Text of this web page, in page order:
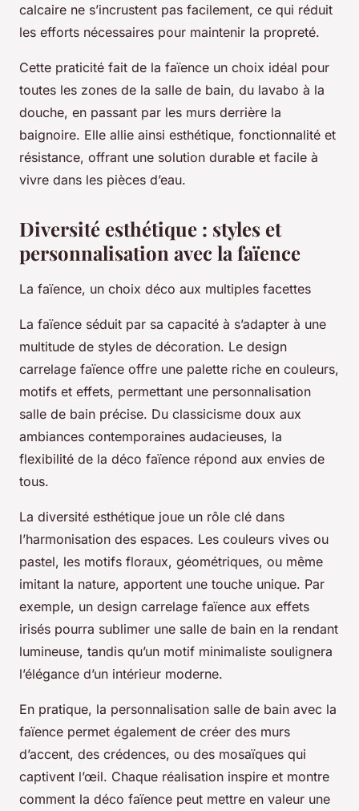
calcaire ne s’incrustent pas facilement, ce qui réduit
les efforts nécessaires pour maintenir la propreté.
Cette praticité fait de la faïence un choix idéal pour
toutes les zones de la salle de bain, du lavabo à la
douche, en passant par les murs derrière la
baignoire. Elle allie ainsi esthétique, fonctionnalité et
résistance, offrant une solution durable et facile à
vivre dans les pièces d’eau.
Diversité esthétique : styles et
personnalisation avec la faïence
La faïence, un choix déco aux multiples facettes
La faïence séduit par sa capacité à s’adapter à une
multitude de styles de décoration. Le design
carrelage faïence offre une palette riche en couleurs,
motifs et effets, permettant une personnalisation
salle de bain précise. Du classicisme doux aux
ambiances contemporaines audacieuses, la
flexibilité de la déco faïence répond aux envies de
tous.
La diversité esthétique joue un rôle clé dans
l’harmonisation des espaces. Les couleurs vives ou
pastel, les motifs floraux, géométriques, ou même
imitant la nature, apportent une touche unique. Par
exemple, un design carrelage faïence aux effets
irisés pourra sublimer une salle de bain en la rendant
lumineuse, tandis qu’un motif minimaliste soulignera
l’élégance d’un intérieur moderne.
En pratique, la personnalisation salle de bain avec la
faïence permet également de créer des murs
d’accent, des crédences, ou des mosaïques qui
captivent l’œil. Chaque réalisation inspire et montre
comment la déco faïence peut mettre en valeur une